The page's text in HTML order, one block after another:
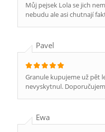
Můj pejsek Lola se jich
nebudu ale asi chutnají
Pavel
Granule kupujeme už pět
nevyskytnul.
Ewa